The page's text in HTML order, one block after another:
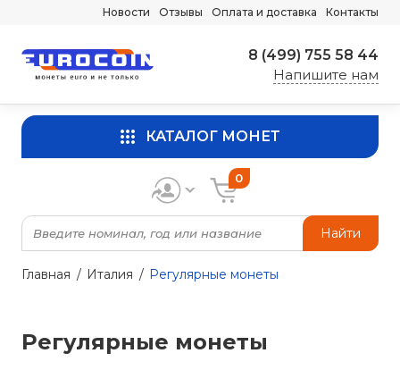
Новости Отзывы Оплата и доставка Контакты
8 (499) 755 58 44
Напишите нам
КАТАЛОГ МОНЕТ
Найти
0
Главная Италия Регулярные монеты
Регулярные монеты